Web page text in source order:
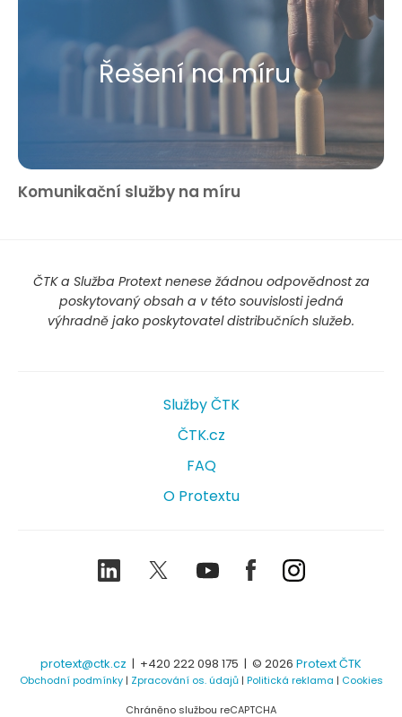
Řešení na míru
Komunikační služby na míru
ČTK a Služba Protext nenese žádnou odpovědnost za
poskytovaný obsah a v této souvislosti jedná
výhradně jako poskytovatel distribučních služeb.
Služby ČTK
ČTK.cz
FAQ
O Protextu
LinkedIn TwitterYoutubeFacebookInstagram
protext@ctk.cz | +420 222 098 175 | © 2026 Protext ČTK
Obchodní podmínky| Zpracování os. údajů| Politická reklama | Cookies
Chráněno službou reCAPTCHA